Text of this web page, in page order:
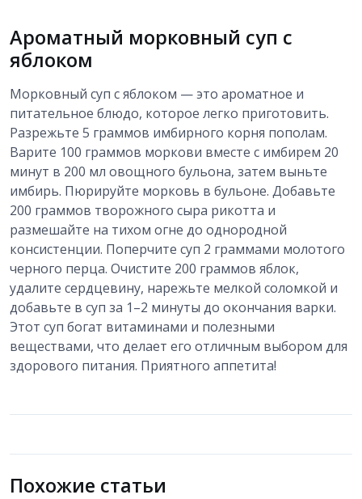
Ароматный морковный суп с
яблоком
Морковный суп с яблоком — это ароматное и
питательное блюдо, которое легко приготовить.
Разрежьте 5 граммов имбирного корня пополам.
Варите 100 граммов моркови вместе с имбирем 20
минут в 200 мл овощного бульона, затем выньте
имбирь. Пюрируйте морковь в бульоне. Добавьте
200 граммов творожного сыра рикотта и
размешайте на тихом огне до однородной
консистенции. Поперчите суп 2 граммами молотого
черного перца. Очистите 200 граммов яблок,
удалите сердцевину, нарежьте мелкой соломкой и
добавьте в суп за 1–2 минуты до окончания варки.
Этот суп богат витаминами и полезными
веществами, что делает его отличным выбором для
здорового питания. Приятного аппетита!
Похожие статьи